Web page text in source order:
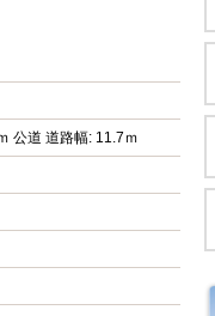
公道 道路幅: 11.7ｍ